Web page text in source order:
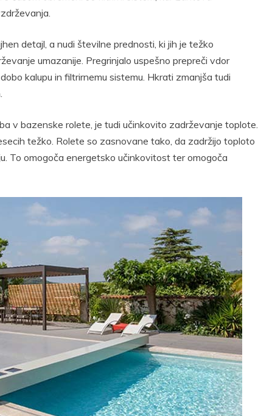
detajl, a nudi številne prednosti, ki jih je težko
umazanije. Pregrinjalo uspešno prepreči vdor
kalupu in filtrirnemu sistemu. Hkrati zmanjša tudi
v bazenske rolete, je tudi učinkovito zadrževanje toplote.
težko. Rolete so zasnovane tako, da zadržijo toploto
To omogoča energetsko učinkovitost ter omogoča